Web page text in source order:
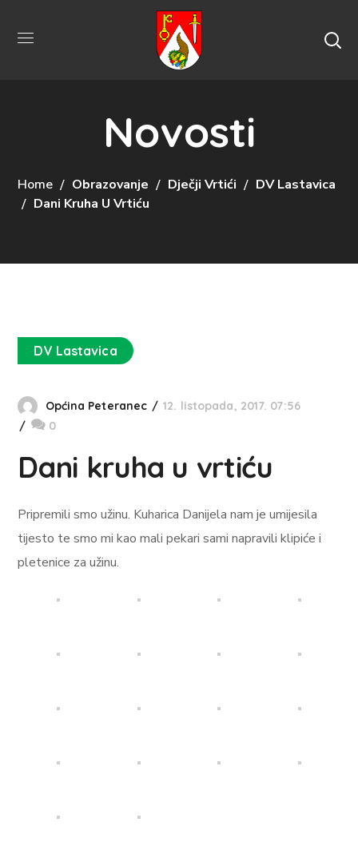
Novosti
Home Obrazovanje Dječji Vrtići
DV Lastavica
Dani Kruha U Vrtiću
DV Lastavica
Općina Peteranec
12. listopada, 2017. 07:56
0
Dani kruha u vrtiću
Pripremili smo užinu. Kuharica Danijela nam je umijesila
tijesto te smo mi kao mali pekari sami napravili klipiće i
pletenice za užinu.